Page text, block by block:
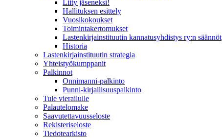
Liity jäseneksi!
Hallituksen esittely
Vuosikokoukset
Toimintakertomukset
Lastenkirjainstituutin kannatusyhdistys ry:n säännöt
Historia
Lastenkirjainstituutin strategia
Yhteistyökumppanit
Palkinnot
Onnimanni-palkinto
Punni-kirjallisuuspalkinto
Tule vierailulle
Palautelomake
Saavutettavuusseloste
Rekisteriseloste
Tiedotearkisto